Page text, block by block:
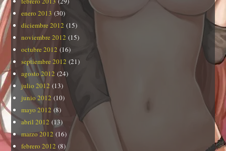
enero 2013 (30)
diciembre 2012 (15)
noviembre 2012 (15)
octubre 2012 (16)
septiembre 2012 (21)
agosto 2012 (24)
julio 2012 (13)
junio 2012 (10)
mayo 2012 (8)
abril 2012 (13)
marzo 2012 (16)
febrero 2012 (8)